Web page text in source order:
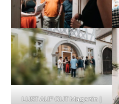
LUST AUF GUT Magazin |